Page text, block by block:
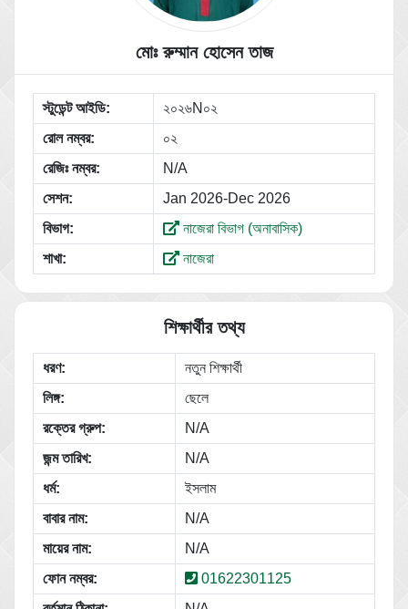
মোঃ রুম্মান হোসেন তাজ
স্টুডেন্ট আইডি:
২০২৬N০২
রোল নম্বর:
০২
রেজিঃ নম্বর:
N/A
সেশন:
Jan 2026-Dec 2026
বিভাগ:
নাজেরা বিভাগ (অনাবাসিক)
শাখা:
নাজেরা
শিক্ষার্থীর তথ্য
ধরণ:
নতুন শিক্ষার্থী
লিঙ্গ:
ছেলে
রক্তের গ্রুপ:
N/A
জন্ম তারিখ:
N/A
ধর্ম:
ইসলাম
বাবার নাম:
N/A
মায়ের নাম:
N/A
ফোন নম্বর:
01622301125